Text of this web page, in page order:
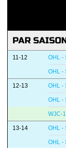
PAR
11-12 OHL -
OHL -
12-13 OHL -
OHL -
WJC-
13-14 OHL -
OHL -